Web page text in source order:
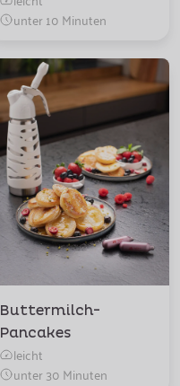
unter 10 Minuten
Buttermilch-
Pancakes
leicht
unter 30 Minuten